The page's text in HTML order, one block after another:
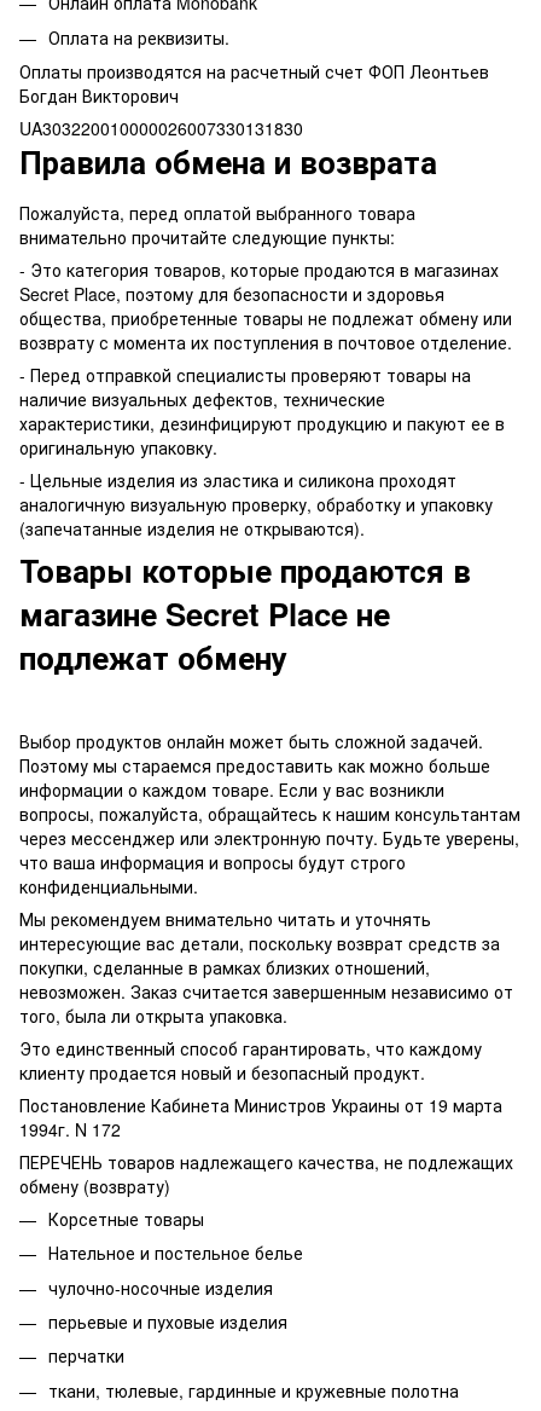
Оплата на реквизиты.
Оплаты производятся на расчетный счет ФОП Леонтьев
Богдан Викторович
UA303220010000026007330131830
Правила обмена и возврата
Пожалуйста, перед оплатой выбранного товара
внимательно прочитайте следующие пункты:
- Это категория товаров, которые продаются в магазинах
Secret Place, поэтому для безопасности и здоровья
общества, приобретенные товары не подлежат обмену или
возврату с момента их поступления в почтовое отделение.
- Перед отправкой специалисты проверяют товары на
наличие визуальных дефектов, технические
характеристики, дезинфицируют продукцию и пакуют ее в
оригинальную упаковку.
- Цельные изделия из эластика и силикона проходят
аналогичную визуальную проверку, обработку и упаковку
(запечатанные изделия не открываются).
Товары которые продаются в
магазине Secret Place не
подлежат обмену
Выбор продуктов онлайн может быть сложной задачей.
Поэтому мы стараемся предоставить как можно больше
информации о каждом товаре. Если у вас возникли
вопросы, пожалуйста, обращайтесь к нашим консультантам
через мессенджер или электронную почту. Будьте уверены,
что ваша информация и вопросы будут строго
конфиденциальными.
Мы рекомендуем внимательно читать и уточнять
интересующие вас детали, поскольку возврат средств за
покупки, сделанные в рамках близких отношений,
невозможен. Заказ считается завершенным независимо от
того, была ли открыта упаковка.
Это единственный способ гарантировать, что каждому
клиенту продается новый и безопасный продукт.
Постановление Кабинета Министров Украины от 19 марта
1994г. N 172
ПЕРЕЧЕНЬ товаров надлежащего качества, не подлежащих
обмену (возврату)
Корсетные товары
Нательное и постельное белье
чулочно-носочные изделия
перьевые и пуховые изделия
перчатки
ткани, тюлевые, гардинные и кружевные полотна